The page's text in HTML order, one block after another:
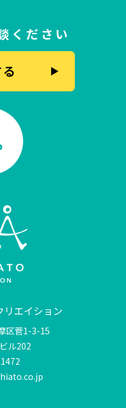
ください
リエイション
区菅1-3-15
ル202